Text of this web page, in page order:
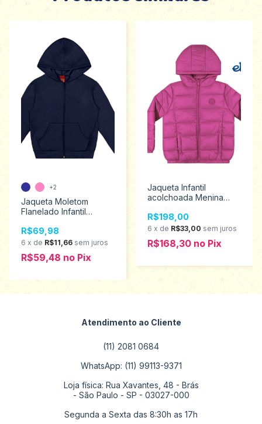
Jaqueta Moletom
Flanelado Infantil
1 ao 3 207894
R$69,98
6 x de R$11,66 sem juros
R$59,48 no Pix
+2
Jaqueta Infantil
acolchoada Menina
R$198,00
6 x de R$33,00 sem juros
R$168,30 no Pix
Atendimento ao Cliente
(11) 2081 0684
WhatsApp: (11) 99113-9371
Loja física: Rua Xavantes, 48 - Brás
- São Paulo - SP - 03027-000
Segunda a Sexta das 8:30h as 17h